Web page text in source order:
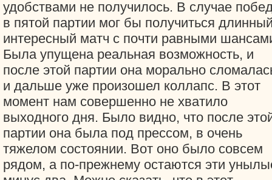
удобствами не получилось. В случае
в пятой партии мог бы получиться
интересный матч с почти равными
Была упущена реальная возможность, и
после этой партии она морально
и дальше уже произошел коллапс. В этот
момент нам совершенно не хватило
выходного дня. Было видно, что после
партии она была под прессом, в очень
тяжелом состоянии. Вот оно было совсем
рядом, а по-прежнему остаются эти